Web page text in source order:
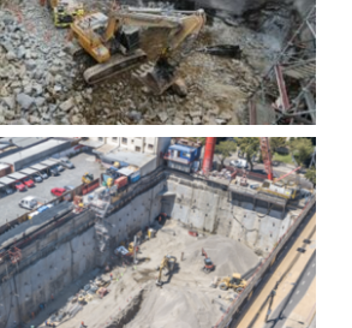
los Pelambres.
los Héroes –
Chillán